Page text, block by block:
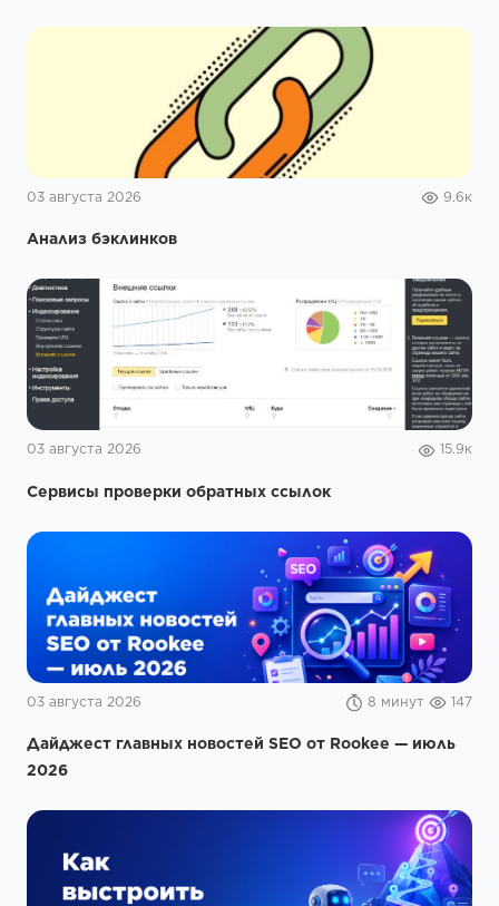
03 августа 2026 9.6к
Анализ бэклинков
03 августа 2026 15.9к
Сервисы проверки обратных ссылок
03 августа 2026 8 минут 147
Дайджест главных новостей SEO от Rookee — июль
2026